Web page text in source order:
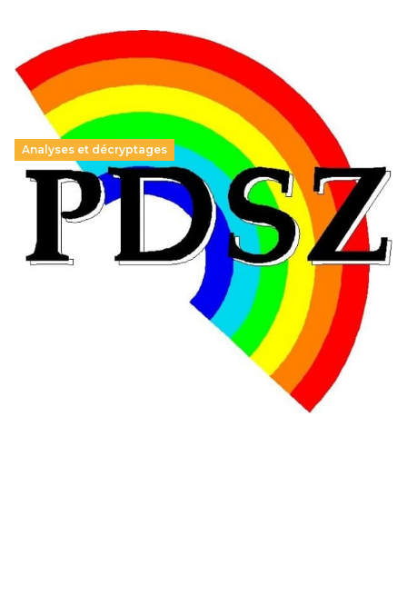
Analyses et décryptages
Hongrie : du changement pour les politiques
éducatives, aussi !
25 juin 2026
En Hongrie, le conservateur Peter Magyar et son parti
Tisza "Respect et liberté" ont remporté une large victoire,
contre le premier ministre sortant, Viktor Orban,…